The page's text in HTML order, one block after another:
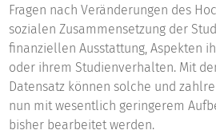
Fragen nach Veränderungen des
sozialen Zusammensetzung der
finanziellen Ausstattung, Aspekten
oder ihrem Studienverhalten. Mit
Datensatz können solche und
nun mit wesentlich geringerem
bisher bearbeitet werden.